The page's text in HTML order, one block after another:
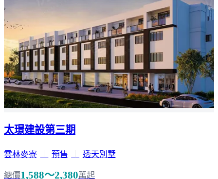
太璟建設第三期
雲林麥寮 預售 透天別墅
總價1,588～2,380萬起